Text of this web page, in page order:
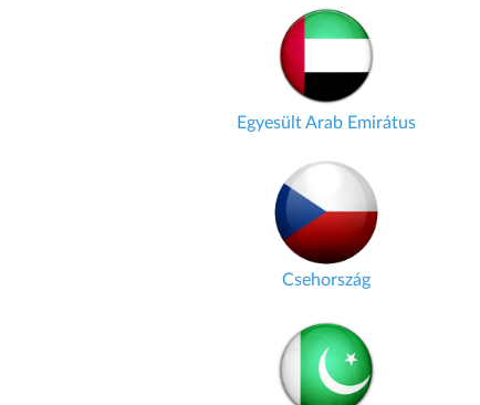
Egyesült Arab Emirátus
Csehország